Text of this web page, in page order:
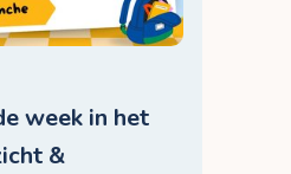
week in het
&